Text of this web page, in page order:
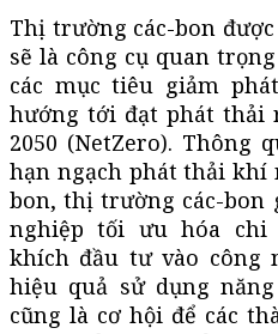
Thị trường các-bon
sẽ là công cụ quan
các mục tiêu giảm
hướng tới đạt phát thải
2050 (NetZero). Thông
hạn ngạch phát thải khí
bon, thị trường các-bon
nghiệp tối ưu hóa
khích đầu tư vào công
hiệu quả sử dụng
cũng là cơ hội để các